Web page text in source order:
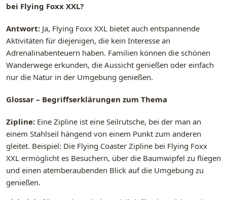
bei Flying Foxx XXL?
Antwort: Ja, Flying Foxx XXL bietet auch entspannende
Aktivitäten für diejenigen, die kein Interesse an
Adrenalinabenteuern haben. Familien können die schönen
Wanderwege erkunden, die Aussicht genießen oder einfach
nur die Natur in der Umgebung genießen.
Glossar – Begriffserklärungen zum Thema
Zipline: Eine Zipline ist eine Seilrutsche, bei der man an
einem Stahlseil hängend von einem Punkt zum anderen
gleitet. Beispiel: Die Flying Coaster Zipline bei Flying Foxx
XXL ermöglicht es Besuchern, über die Baumwipfel zu fliegen
und einen atemberaubenden Blick auf die Umgebung zu
genießen.